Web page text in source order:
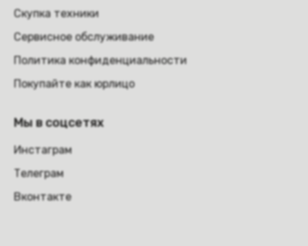
Скупка техники
Сервисное обслуживание
Политика конфиденциальности
Покупайте как юрлицо
Мы в соцсетях
Инстаграм
Телеграм
Вконтакте